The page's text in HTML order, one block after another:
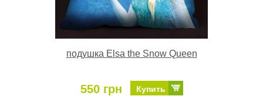
подушка Elsa the Snow Queen
550 грн Купить